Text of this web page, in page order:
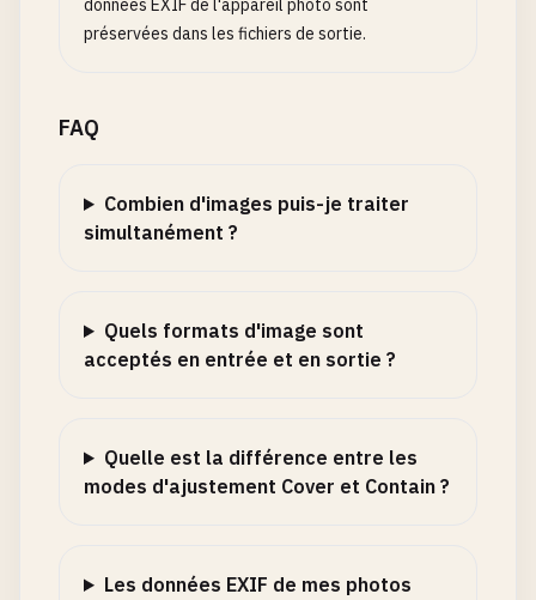
données EXIF de l'appareil photo sont
préservées dans les fichiers de sortie.
FAQ
Combien d'images puis-je traiter
simultanément ?
Quels formats d'image sont
acceptés en entrée et en sortie ?
Quelle est la différence entre les
modes d'ajustement Cover et Contain ?
Les données EXIF de mes photos